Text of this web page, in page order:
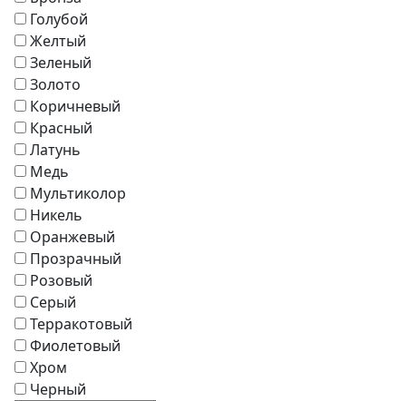
Зонты
Журнальные столики
Диваны
Аксессуары
Голубой
Желтый
Зеленый
Золото
Коричневый
Красный
Латунь
Медь
Мультиколор
Никель
Оранжевый
Прозрачный
Розовый
Серый
Терракотовый
Фиолетовый
Хром
Черный